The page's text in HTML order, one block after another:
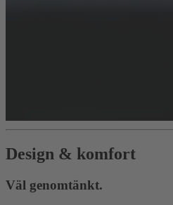
Design & komfort
Väl genomtänkt.